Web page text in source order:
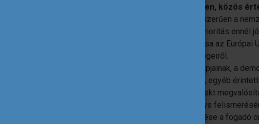
Részvétel a demokratikus életben, közös
A pályázók többsége itt egyszerűen a
használatát érti, pedig ez a prioritás ennél
A résztvevők informálása az
szerepéről és lehetőségeiről.
A demokratikus élet alapjainak, a
A tanulói és munkatársi, egyéb
pályázat írása és a projekt
A csalások és fake news
A résztvevők felkészítése a fogadó